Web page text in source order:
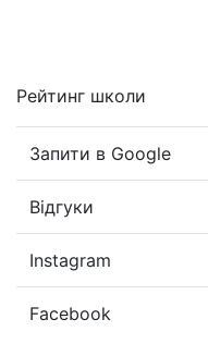
Рейтинг школи
Запити в Google
Відгуки
Instagram
Facebook